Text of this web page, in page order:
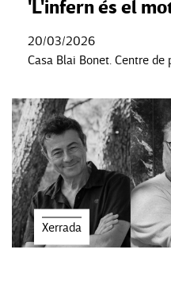
'L'infern és el
20/03/2026
Casa Blai Bonet. Centre de
Xerrada